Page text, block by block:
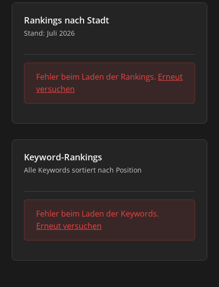
Rankings nach Stadt
Stand: Juli 2026
Fehler beim Laden der Rankings. Erneut
versuchen
Keyword-Rankings
Alle Keywords sortiert nach Position
Fehler beim Laden der Keywords.
Erneut versuchen